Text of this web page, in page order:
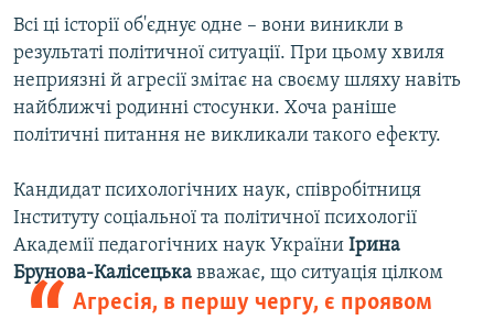
Всі ці історії об'єднує одне – вони виникли в
результаті політичної ситуації. При цьому хвиля
неприязні й агресії змітає на своєму шляху навіть
найближчі родинні стосунки. Хоча раніше
політичні питання не викликали такого ефекту.
Кандидат психологічних наук, співробітниця
Інституту соціальної та політичної психології
Академії педагогічних наук України Ірина
Брунова-Калісецька
Агресія, в першу чергу, є проявом
вважає, що ситуація цілком